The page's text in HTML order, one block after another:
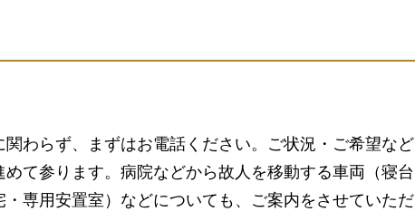
関わらず、まずはお電話ください。ご状況・ご希望など
て参ります。病院などから故人を移動する車両（寝台
専用安置室）などについても、ご案内をさせていただ